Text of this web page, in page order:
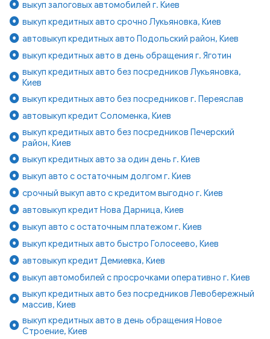
выкуп залоговых автомобилей г. Киев
выкуп кредитных авто срочно Лукьяновка, Киев
автовыкуп кредитных авто Подольский район, Киев
выкуп кредитных авто в день обращения г. Яготин
выкуп кредитных авто без посредников Лукьяновка,
Киев
выкуп кредитных авто без посредников г. Переяслав
автовыкуп кредит Соломенка, Киев
выкуп кредитных авто без посредников Печерский
район, Киев
выкуп кредитных авто за один день г. Киев
выкуп авто с остаточным долгом г. Киев
срочный выкуп авто с кредитом выгодно г. Киев
автовыкуп кредит Нова Дарница, Киев
выкуп авто с остаточным платежом г. Киев
выкуп кредитных авто быстро Голосеево, Киев
автовыкуп кредит Демиевка, Киев
выкуп автомобилей с просрочками оперативно г. Киев
выкуп кредитных авто без посредников Левобережный
массив, Киев
выкуп кредитных авто в день обращения Новое
Строение, Киев